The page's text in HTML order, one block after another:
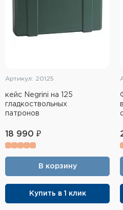
Артикул: 20125
кейс Negrini на 125
гладкоствольных
патронов
18 990 ₽
В корзину
Купить в 1 клик